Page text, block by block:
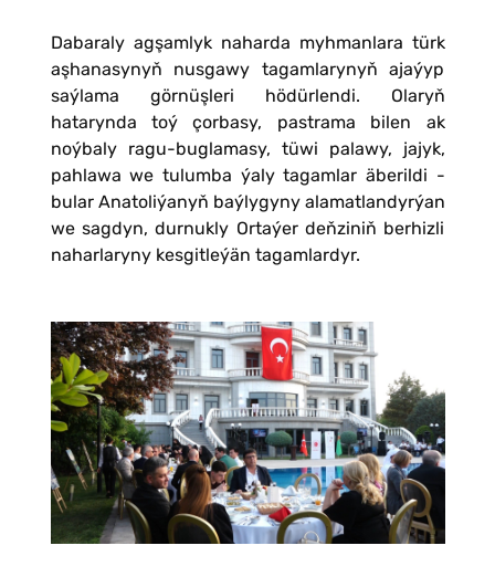
Dabaraly agşamlyk naharda myhmanlara türk
aşhanasynyň nusgawy tagamlarynyň ajaýyp
saýlama görnüşleri hödürlendi. Olaryň
hatarynda toý çorbasy, pastrama bilen ak
noýbaly ragu-buglamasy, tüwi palawy, jajyk,
pahlawa we tulumba ýaly tagamlar äberildi -
bular Anatoliýanyň baýlygyny alamatlandyrýan
we sagdyn, durnukly Ortaýer deňziniň berhizli
naharlaryny kesgitleýän tagamlardyr.